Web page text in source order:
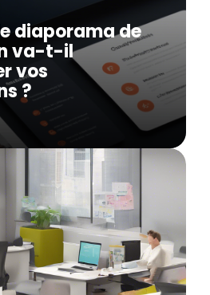
diaporama de
va-t-il
vos
?